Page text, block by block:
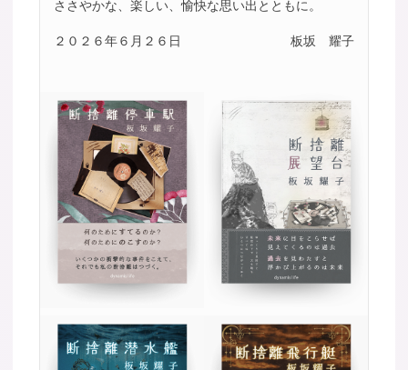
ささやかな、楽しい、愉快な思い出とともに。
２０２６年６月２６日 板坂 耀子